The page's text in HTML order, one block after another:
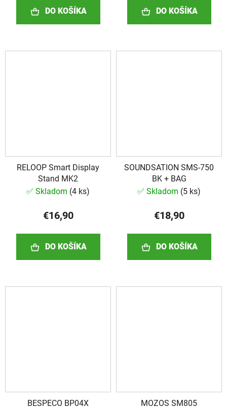
DO KOŠÍKA DO KOŠÍKA
RELOOP Smart Display
Stand MK2
✅ Skladom (4 ks)
€16,90
DO KOŠÍKA
SOUNDSATION SMS-750
BK + BAG
✅ Skladom (5 ks)
€18,90
DO KOŠÍKA
BESPECO BP04X MOZOS SM805